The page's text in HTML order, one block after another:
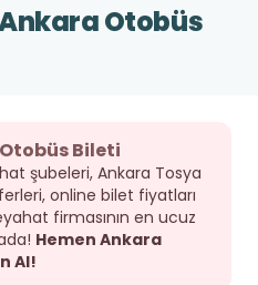
Otobüs
Bileti
şubeleri, Ankara Tosya
online bilet fiyatları
firmasının en ucuz
Hemen Ankara
Al!